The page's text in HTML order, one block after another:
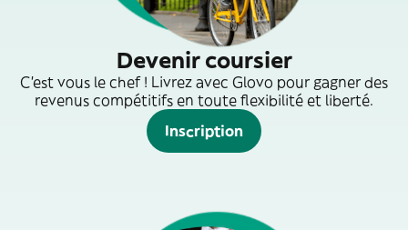
Devenir coursier
C'est vous le chef ! Livrez avec Glovo pour gagner des
revenus compétitifs en toute flexibilité et liberté.
Inscription